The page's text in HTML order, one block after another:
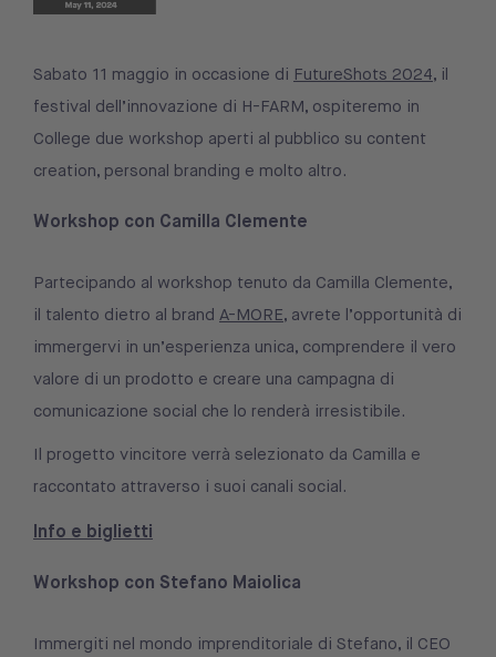
Sabato 11 maggio in occasione di FutureShots 2024, il
festival dell’innovazione di H-FARM, ospiteremo in
College due workshop aperti al pubblico su content
creation, personal branding e molto altro.
Workshop con Camilla Clemente
Partecipando al workshop tenuto da Camilla Clemente,
il talento dietro al brand A-MORE, avrete l’opportunità di
immergervi in un’esperienza unica, comprendere il vero
valore di un prodotto e creare una campagna di
comunicazione social che lo renderà irresistibile.
Il progetto vincitore verrà selezionato da Camilla e
raccontato attraverso i suoi canali social.
Info e biglietti
Workshop con Stefano Maiolica
Immergiti nel mondo imprenditoriale di Stefano, il CEO